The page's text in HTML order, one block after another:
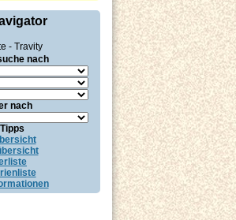
nach
nach